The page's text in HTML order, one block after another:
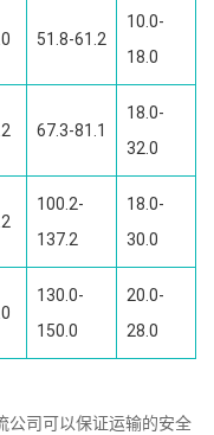
51.8-61.2
10.0-
18.0
67.3-81.1
18.0-
32.0
100.2-
137.2
18.0-
30.0
130.0-
150.0
20.0-
28.0
公司可以保证运输的安全